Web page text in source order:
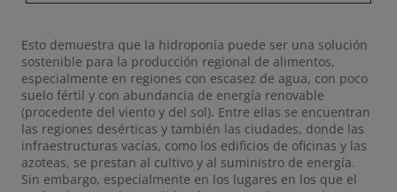
Esto demuestra que la hidroponía puede ser una solución
sostenible para la producción regional de alimentos,
especialmente en regiones con escasez de agua, con poco
suelo fértil y con abundancia de energía renovable
(procedente del viento y del sol). Entre ellas se encuentran
las regiones desérticas y también las ciudades, donde las
infraestructuras vacías, como los edificios de oficinas y las
azoteas, se prestan al cultivo y al suministro de energía.
Sin embargo, especialmente en los lugares en los que el